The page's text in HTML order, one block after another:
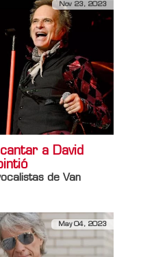
Nov 23, 2023
a David
de Van
May 04, 2023